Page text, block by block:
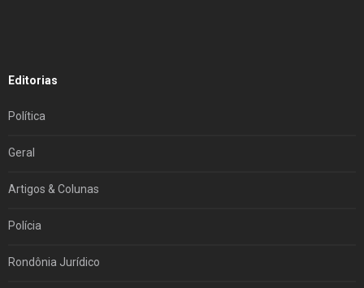
Editorias
Política
Geral
Artigos & Colunas
Polícia
Rondônia Jurídico